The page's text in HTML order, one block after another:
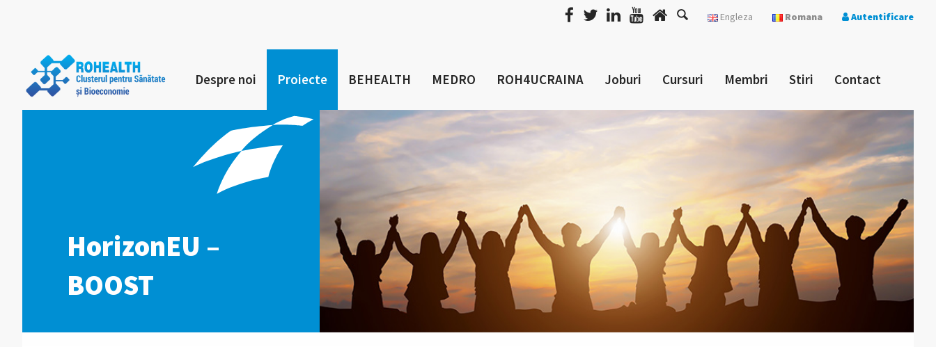
Engleza Romana Autentificare
Despre noi Proiecte BEHEALTH MEDRO ROH4UCRAINA Joburi Cursuri Membri Stiri Contact
HorizonEU –
BOOST